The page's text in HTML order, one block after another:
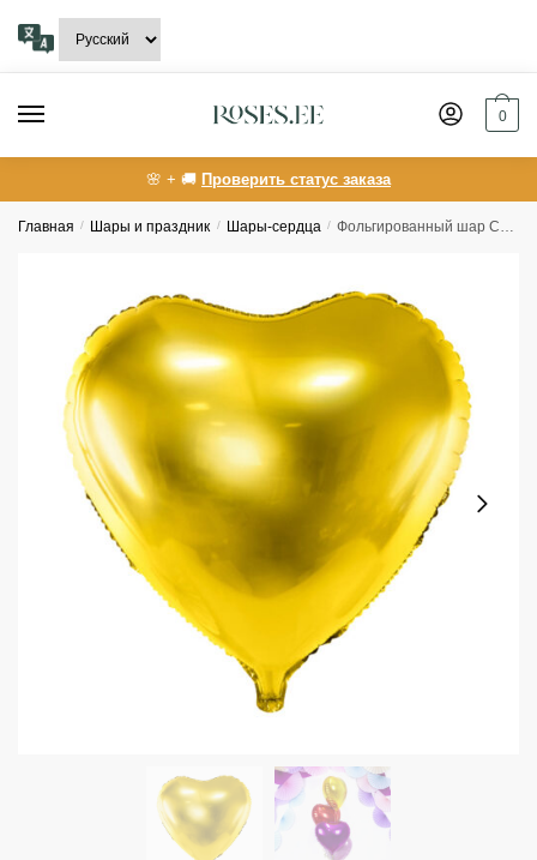
navigation
content
0
🌸 + 🚚 Проверить статус заказа
Главная / Шары и праздник / Шары-сердца / Фольгированный шар Сердце, 45 см, золотой